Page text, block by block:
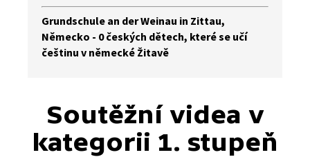
Grundschule an der Weinau in Zittau,
Německo - 0 českých dětech, které se učí
češtinu v německé Žitavě
Soutěžní videa v
kategorii 1. stupeň